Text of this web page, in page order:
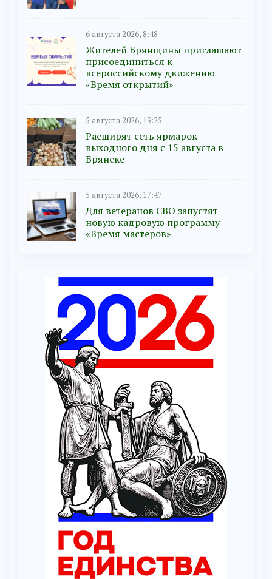
6 августа 2026, 8:48
Жителей Брянщины приглашают
присоединиться к
всероссийскому движению
«Время открытий»
5 августа 2026, 19:25
Расширят сеть ярмарок
выходного дня с 15 августа в
Брянске
5 августа 2026, 17:47
Для ветеранов СВО запустят
новую кадровую программу
«Время мастеров»